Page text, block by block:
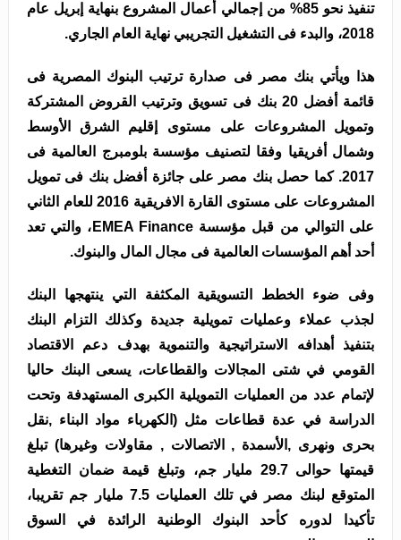
تنفيذ نحو 85% من إجمالي أعمال المشروع بنهاية إبريل عام
2018، والبدء فى التشغيل التجريبي نهاية العام الجاري.
هذا ويأتي بنك مصر فى صدارة ترتيب البنوك المصرية فى
قائمة أفضل 20 بنك فى تسويق وترتيب القروض المشتركة
وتمويل المشروعات على مستوى إقليم الشرق الأوسط
وشمال أفريقيا وفقا لتصنيف مؤسسة بلومبرج العالمية فى
2017. كما حصل بنك مصر على جائزة أفضل بنك فى تمويل
المشروعات على مستوى القارة الافريقية 2016 للعام الثاني
على التوالي من قبل مؤسسة EMEA Finance، والتي تعد
أحد أهم المؤسسات العالمية فى مجال المال والبنوك.
وفى ضوء الخطط التسويقية المكثفة التي ينتهجها البنك
لجذب عملاء وعمليات تمويلية جديدة وكذلك التزام البنك
بتنفيذ أهدافه الاستراتيجية والتنموية بهدف دعم الاقتصاد
القومي في شتى المجالات والقطاعات، يسعى البنك حاليا
لإتمام عدد من العمليات التمويلية الكبرى المستهدفة وتحت
الدراسة في عدة قطاعات مثل (الكهرباء مواد البناء ,نقل
بحرى ونهرى ,الأسمدة , الاتصالات , مقاولات وغيرها) تبلغ
قيمتها حوالى 29.7 مليار جم، وتبلغ قيمة ضمان التغطية
المتوقع لبنك مصر في تلك العمليات 7.5 مليار جم تقريبا،
تأكيدا لدوره كأحد البنوك الوطنية الرائدة في السوق